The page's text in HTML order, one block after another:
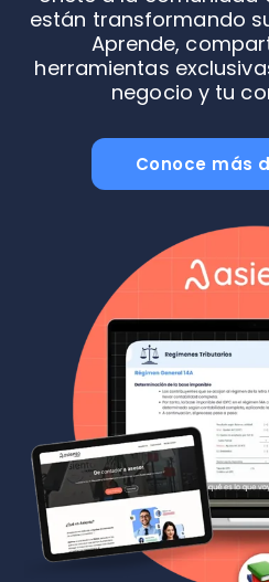
están transformando
Aprende,
herramientas
negocio y tu
Conoce más